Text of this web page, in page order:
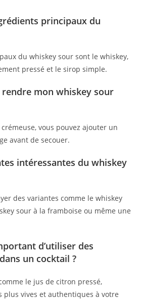
principaux du
du whiskey sour sont le whiskey,
pressé et le sirop simple.
mon whiskey sour
vous pouvez ajouter un
avant de secouer.
intéressantes du whiskey
des variantes comme le whiskey
sour à la framboise ou même une
d’utiliser des
un cocktail ?
le jus de citron pressé,
plus vives et authentiques à votre